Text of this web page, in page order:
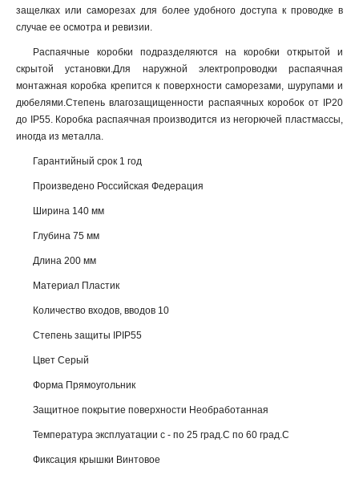
защелках или саморезах для более удобного доступа к проводке в
случае ее осмотра и ревизии.
Распаячные коробки подразделяются на коробки открытой и
скрытой установки.Для наружной электропроводки распаячная
монтажная коробка крепится к поверхности саморезами, шурупами и
дюбелями.Степень влагозащищенности распаячных коробок от IP20
до IP55. Коробка распаячная производится из негорючей пластмассы,
иногда из металла.
Гарантийный срок 1 год
Произведено Российская Федерация
Ширина 140 мм
Глубина 75 мм
Длина 200 мм
Материал Пластик
Количество входов, вводов 10
Степень защиты IPIP55
Цвет Серый
Форма Прямоугольник
Защитное покрытие поверхности Необработанная
Температура эксплуатации с - по 25 град.C по 60 град.C
Фиксация крышки Винтовое